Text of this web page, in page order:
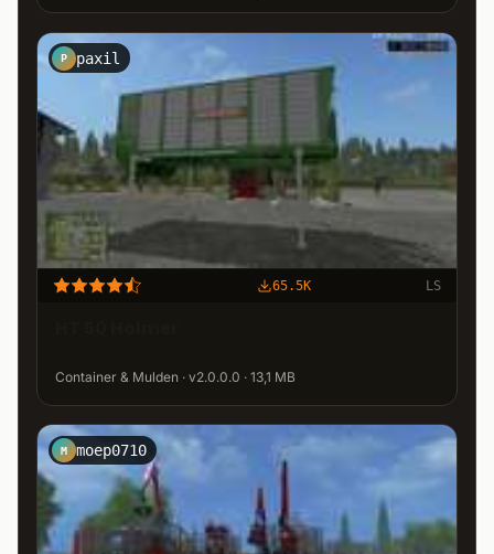
P paxil
65.5K LS
Container & Mulden · v2.0.0.0 · 13,1 MB
M moep0710